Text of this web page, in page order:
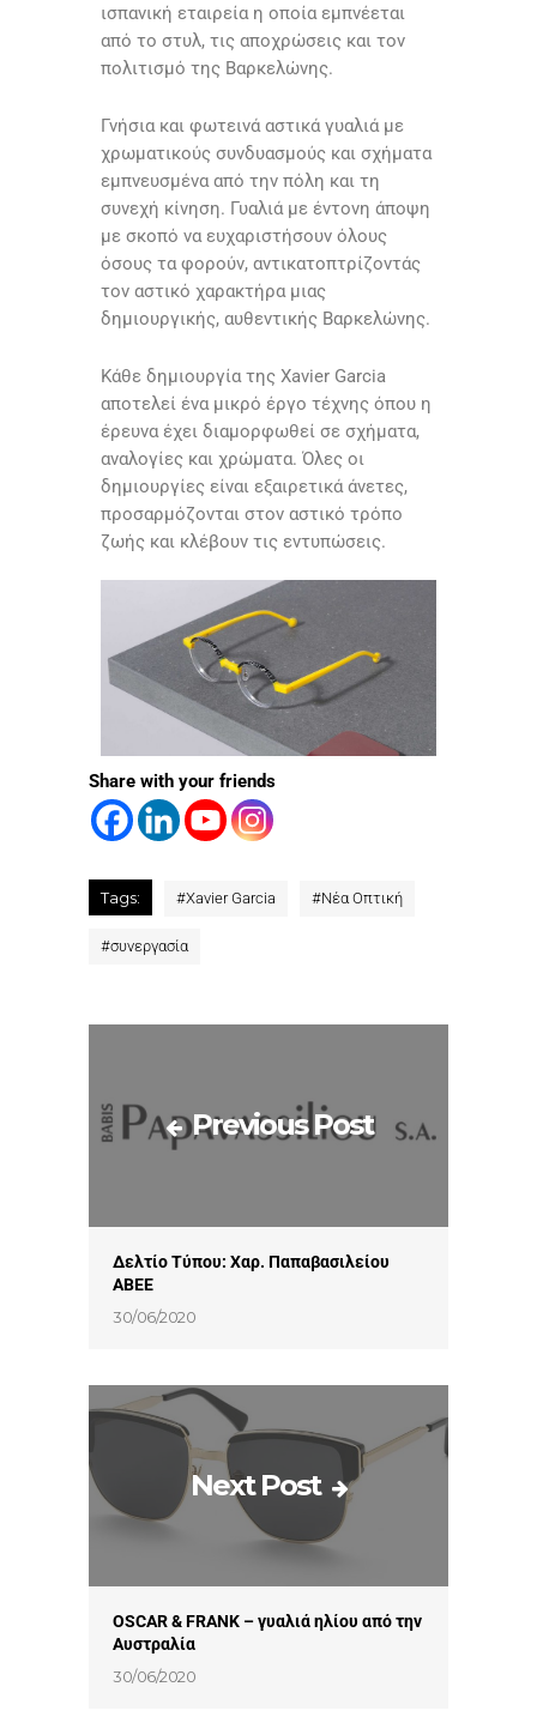
ισπανική εταιρεία η οποία εμπνέεται
από το στυλ, τις αποχρώσεις και τον
πολιτισμό της Βαρκελώνης.
Γνήσια και φωτεινά αστικά γυαλιά με
χρωματικούς συνδυασμούς και σχήματα
εμπνευσμένα από την πόλη και τη
συνεχή κίνηση. Γυαλιά με έντονη άποψη
με σκοπό να ευχαριστήσουν όλους
όσους τα φορούν, αντικατοπτρίζοντάς
τον αστικό χαρακτήρα μιας
δημιουργικής, αυθεντικής Βαρκελώνης.
Κάθε δημιουργία της Xavier Garcia
αποτελεί ένα μικρό έργο τέχνης όπου η
έρευνα έχει διαμορφωθεί σε σχήματα,
αναλογίες και χρώματα. Όλες οι
δημιουργίες είναι εξαιρετικά άνετες,
προσαρμόζονται στον αστικό τρόπο
ζωής και κλέβουν τις εντυπώσεις.
Share with your friends
Tags: #Xavier Garcia #Νέα Οπτική
#συνεργασία
Previous Post
Δελτίο Τύπου: Χαρ. Παπαβασιλείου
ΑΒΕΕ
30/06/2020
Next Post
OSCAR & FRANK – γυαλιά ηλίου από την
Αυστραλία
30/06/2020